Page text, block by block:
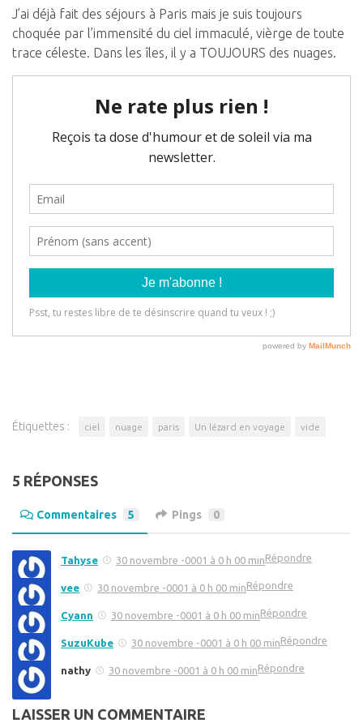
J’ai déjà fait des séjours à Paris mais je suis toujours
choquée par l’immensité du ciel immaculé, vièrge de toute
trace céleste. Dans les îles, il y a TOUJOURS des nuages.
Étiquettes : ciel nuage paris Un lézard en voyage vide
5 RÉPONSES
Commentaires 5 Pings 0
Tahyse 30 novembre -0001 à 0 h 00 minRépondre
vee 30 novembre -0001 à 0 h 00 minRépondre
Cyann 30 novembre -0001 à 0 h 00 minRépondre
SuzuKube 30 novembre -0001 à 0 h 00 minRépondre
nathy 30 novembre -0001 à 0 h 00 minRépondre
LAISSER UN COMMENTAIRE